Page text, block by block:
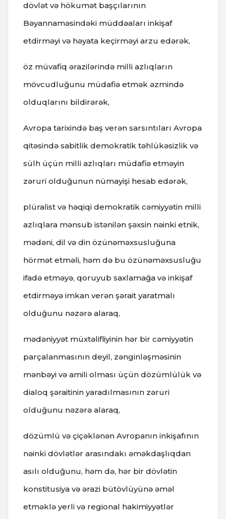
dövlət və hökumət başçılarının
Bəyannaməsindəki müddəaları inkişaf
etdirməyi və həyata keçirməyi arzu edərək,
öz müvafiq ərazilərində milli azlıqların
mövcudluğunu müdafiə etmək əzmində
olduqlarını bildirərək,
Avropa tarixində baş verən sarsıntıları Avropa
qitəsində sabitlik demokratik təhlükəsizlik və
sülh üçün milli azlıqları müdafiə etməyin
zəruri olduğunun nümayişi hesab edərək,
plüralist və həqiqi demokratik cəmiyyətin milli
azlıqlara mənsub istənilən şəxsin nəinki etnik,
mədəni, dil və din özünəməxsusluğuna
hörmət etməli, həm də bu özünəməxsusluğu
ifadə etməyə, qoruyub saxlamağa və inkişaf
etdirməyə imkan verən şərait yaratmalı
olduğunu nəzərə alaraq,
mədəniyyət müxtəlifliyinin hər bir cəmiyyətin
parçalanmasının deyil, zənginləşməsinin
mənbəyi və amili olması üçün dözümlülük və
dialoq şəraitinin yaradılmasının zəruri
olduğunu nəzərə alaraq,
dözümlü və çiçəklənən Avropanın inkişafının
nəinki dövlətlər arasındakı əməkdaşlıqdan
asılı olduğunu, həm də, hər bir dövlətin
konstitusiya və ərazi bütövlüyünə əməl
etməklə yerli və regional hakimiyyətlər